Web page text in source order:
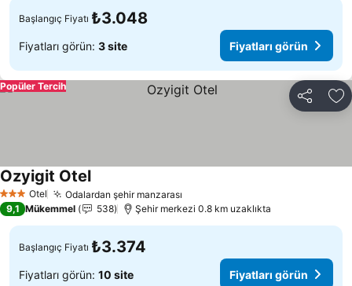
Başlangıç Fiyatı ₺3.048
Fiyatları görün: 3 site Fiyatları görün
Paylaş
Popüler Tercih
3 YıldızOtel Odalardan şehir manzarası
Ozyigit OtelFiyatları görün
9,1 Mükemmel 538 Şehir merkezi 0.8 km uzaklıkta
Başlangıç Fiyatı ₺3.374
Fiyatları görün: 10 site Fiyatları görün